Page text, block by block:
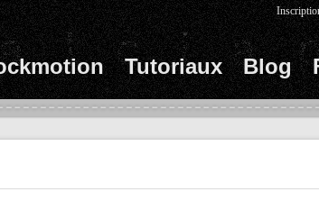
Tutoriaux Blog